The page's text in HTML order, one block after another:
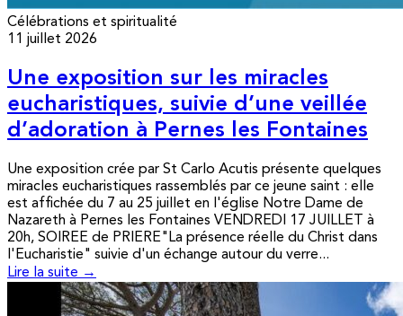
Célébrations et spiritualité
11 juillet 2026
Une exposition sur les miracles
eucharistiques, suivie d’une veillée
d’adoration à Pernes les Fontaines
Une exposition crée par St Carlo Acutis présente quelques
miracles eucharistiques rassemblés par ce jeune saint : elle
est affichée du 7 au 25 juillet en l'église Notre Dame de
Nazareth à Pernes les Fontaines VENDREDI 17 JUILLET à
20h, SOIREE de PRIERE"La présence réelle du Christ dans
l'Eucharistie" suivie d'un échange autour du verre...
Lire la suite →